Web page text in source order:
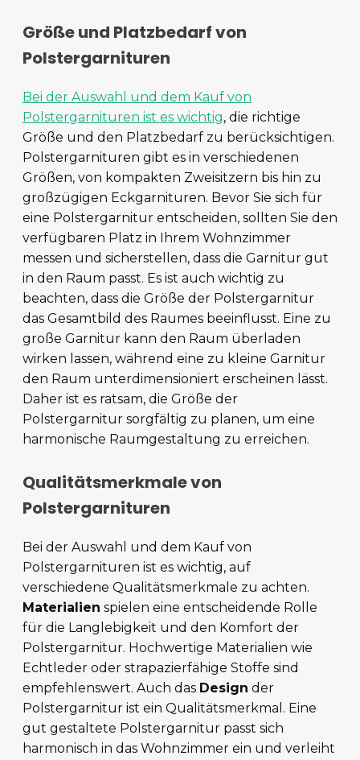
Größe und Platzbedarf von
Polstergarnituren
Bei der Auswahl und dem Kauf von
Polstergarnituren ist es wichtig, die richtige
Größe und den Platzbedarf zu berücksichtigen.
Polstergarnituren gibt es in verschiedenen
Größen, von kompakten Zweisitzern bis hin zu
großzügigen Eckgarnituren. Bevor Sie sich für
eine Polstergarnitur entscheiden, sollten Sie den
verfügbaren Platz in Ihrem Wohnzimmer
messen und sicherstellen, dass die Garnitur gut
in den Raum passt. Es ist auch wichtig zu
beachten, dass die Größe der Polstergarnitur
das Gesamtbild des Raumes beeinflusst. Eine zu
große Garnitur kann den Raum überladen
wirken lassen, während eine zu kleine Garnitur
den Raum unterdimensioniert erscheinen lässt.
Daher ist es ratsam, die Größe der
Polstergarnitur sorgfältig zu planen, um eine
harmonische Raumgestaltung zu erreichen.
Qualitätsmerkmale von
Polstergarnituren
Bei der Auswahl und dem Kauf von
Polstergarnituren ist es wichtig, auf
verschiedene Qualitätsmerkmale zu achten.
Materialien spielen eine entscheidende Rolle
für die Langlebigkeit und den Komfort der
Polstergarnitur. Hochwertige Materialien wie
Echtleder oder strapazierfähige Stoffe sind
empfehlenswert. Auch das Design der
Polstergarnitur ist ein Qualitätsmerkmal. Eine
gut gestaltete Polstergarnitur passt sich
harmonisch in das Wohnzimmer ein und verleiht